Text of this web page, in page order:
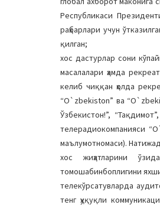
Республикаси
раҳбарлари учун
қилган;
хос дастурлар сони
масалалари ҳамда
келиб чиққан ҳолда
“O`zbekiston” ва
Ўзбекистон!”,
телерадиокомпанияси
маълумотномаси).
хос жиҳатларини
томошабинбоплигини
телекўрсатувларда
тенг ҳуқуқли